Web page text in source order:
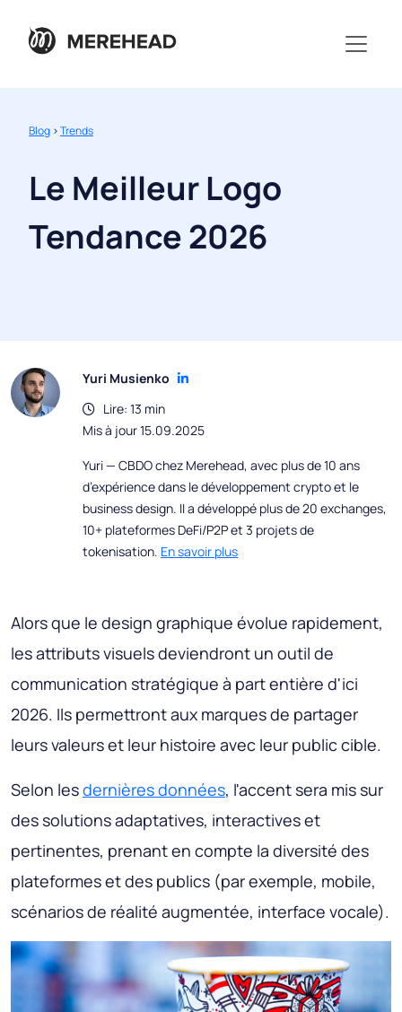
Blog >Trends
Le Meilleur Logo
Tendance 2026
Yuri Musienko
Lire: 13 min
Mis à jour 15.09.2025
Yuri — CBDO chez Merehead, avec plus de 10 ans
d’expérience dans le développement crypto et le
business design. Il a développé plus de 20 exchanges,
10+ plateformes DeFi/P2P et 3 projets de
tokenisation. En savoir plus
Alors que le design graphique évolue rapidement,
les attributs visuels deviendront un outil de
communication stratégique à part entière d'ici
2026. Ils permettront aux marques de partager
leurs valeurs et leur histoire avec leur public cible.
Selon lesdernières données, l'accent sera mis sur
des solutions adaptatives, interactives et
pertinentes, prenant en compte la diversité des
plateformes et des publics (par exemple, mobile,
scénarios de réalité augmentée, interface vocale).